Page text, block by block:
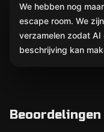
We hebben nog
escape room. We
verzamelen zodat AI
beschrijving kan
Beoordelingen